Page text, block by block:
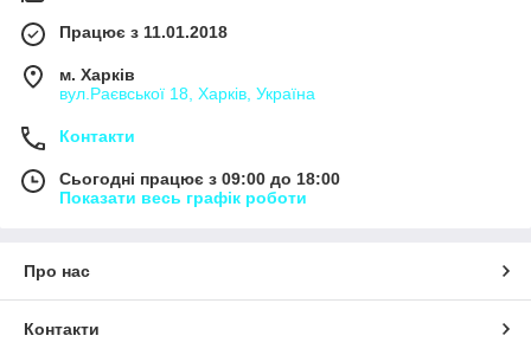
Працює з 11.01.2018
м. Харків
вул.Раєвської 18, Харків, Україна
Контакти
Сьогодні працює з 09:00 до 18:00
Показати весь графік роботи
Про нас
Контакти